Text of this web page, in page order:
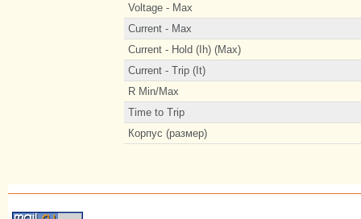
Voltage - Max
Current - Max
Current - Hold (Ih) (Max)
Current - Trip (It)
R Min/Max
Time to Trip
Корпус (размер)